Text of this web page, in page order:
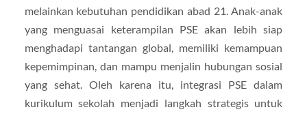
melainkan kebutuhan pendidikan abad 21. Anak-anak
yang menguasai keterampilan PSE akan lebih siap
menghadapi tantangan global, memiliki kemampuan
kepemimpinan, dan mampu menjalin hubungan sosial
yang sehat. Oleh karena itu, integrasi PSE dalam
kurikulum sekolah menjadi langkah strategis untuk